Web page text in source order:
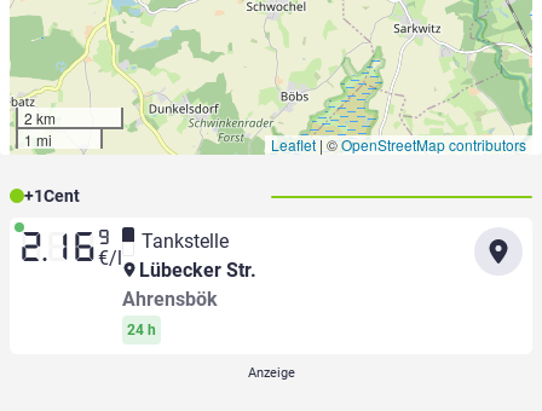
2 km
1 mi
Leaflet | ©OpenStreetMap contributors
+1Cent
2.16 9
€/l
Tankstelle
Lübecker Str.
Ahrensbök
24 h